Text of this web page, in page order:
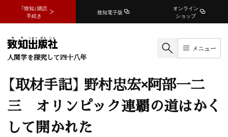
『致知』購読
手続き
致知電子版
オンライン
ショップ
人間学を探究して四十八年
メニュー
【取材手記】 野村忠宏×阿部一二
三 オリンピック連覇の道はかく
して開かれた